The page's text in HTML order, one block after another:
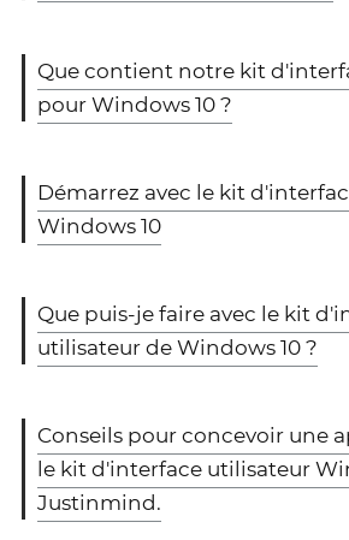
Que contient notre kit
pour Windows 10 ?
Démarrez avec le kit
Windows 10
Que puis-je faire avec le kit
utilisateur de Windows 10 ?
Conseils pour concevoir une
le kit d'interface utilisateur
Justinmind.